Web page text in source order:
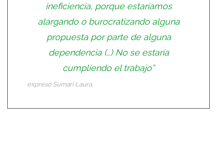
ineficiencia, porque estaríamos
alargando o burocratizando alguna
propuesta por parte de alguna
dependencia (…) No se estaría
cumpliendo el trabajo”
expresó Sumari Laura.